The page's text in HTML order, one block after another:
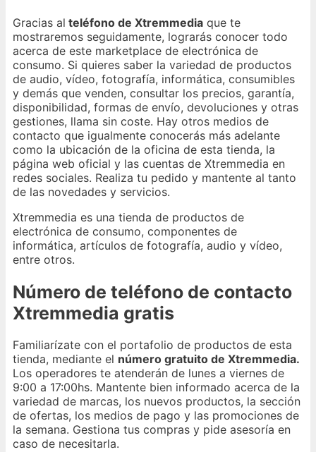
Gracias al teléfono de Xtremmedia que te
mostraremos seguidamente, lograrás conocer todo
acerca de este marketplace de electrónica de
consumo. Si quieres saber la variedad de productos
de audio, vídeo, fotografía, informática, consumibles
y demás que venden, consultar los precios, garantía,
disponibilidad, formas de envío, devoluciones y otras
gestiones, llama sin coste. Hay otros medios de
contacto que igualmente conocerás más adelante
como la ubicación de la oficina de esta tienda, la
página web oficial y las cuentas de Xtremmedia en
redes sociales. Realiza tu pedido y mantente al tanto
de las novedades y servicios.
Xtremmedia es una tienda de productos de
electrónica de consumo, componentes de
informática, artículos de fotografía, audio y vídeo,
entre otros.
Número de teléfono de contacto
Xtremmedia gratis
Familiarízate con el portafolio de productos de esta
tienda, mediante el número gratuito de Xtremmedia.
Los operadores te atenderán de lunes a viernes de
9:00 a 17:00hs. Mantente bien informado acerca de la
variedad de marcas, los nuevos productos, la sección
de ofertas, los medios de pago y las promociones de
la semana. Gestiona tus compras y pide asesoría en
caso de necesitarla.